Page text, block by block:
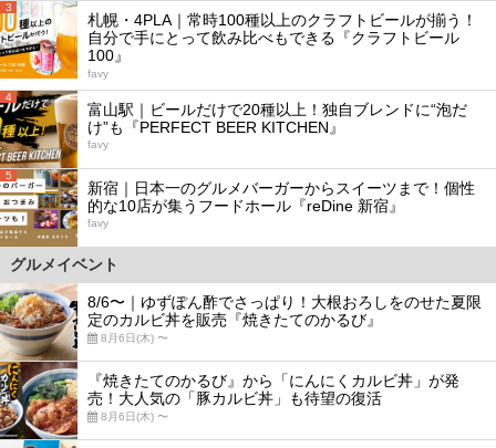
3
札幌・4PLA｜常時100種以上のクラフトビールが揃う！
自分で手にとって飲み比べもできる『クラフトビール
100』
favy
4
富山駅｜ビールだけで20種以上！独自ブレンドに“泡だ
け”も『PERFECT BEER KITCHEN』
favy
5
新宿｜日本一のグルメバーガーからスイーツまで！個性
的な10店が集うフードホール『reDine 新宿』
favy
グルメイベント
8/6〜｜ゆずぽん酢でさっぱり！大根おろしをのせた夏限
定のカルビ丼を販売『焼きたてのかるび』
8月6日(木) 〜
『焼きたてのかるび』から「にんにくカルビ丼」が発
売！大人気の「豚カルビ丼」も待望の復活
8月6日(木) 〜